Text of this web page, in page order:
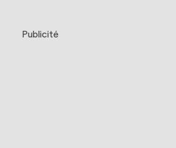
Publicité